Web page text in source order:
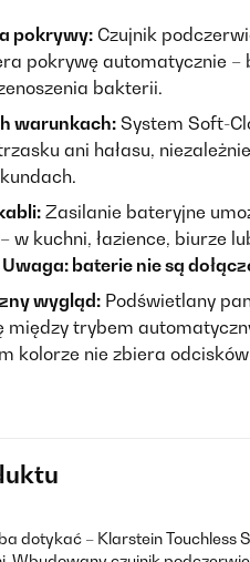
pokrywy: Czujnik
pokrywę automatycznie –
bakterii.
warunkach:System Soft-
ani hałasu,
Zasilanie bateryjne
w kuchni, łazience, biurze
Uwaga: baterie nie są
wygląd: Podświetlany
między trybem
kolorze nie zbiera
dotykać – Klarstein Touchless